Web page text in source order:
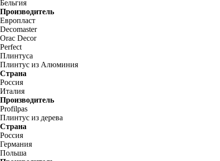
Бельгия
Производитель
Европласт
Decomaster
Orac Decor
Perfect
Плинтуса
Плинтус из Алюминия
Страна
Россия
Италия
Производитель
Profilpas
Плинтус из дерева
Страна
Россия
Германия
Польша